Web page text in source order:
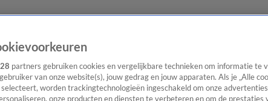
28 partners gebruiken cookies en vergelijkbare technieken om informatie te
van onze website(s), jouw gedrag en jouw apparaten. Als je „Alle
selecteert, worden trackingtechnologieën ingeschakeld om onze
onze producten en diensten te verbeteren en om de prestaties